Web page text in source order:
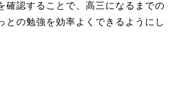
確認することで、高三になるまでの
との勉強を効率よくできるようにし